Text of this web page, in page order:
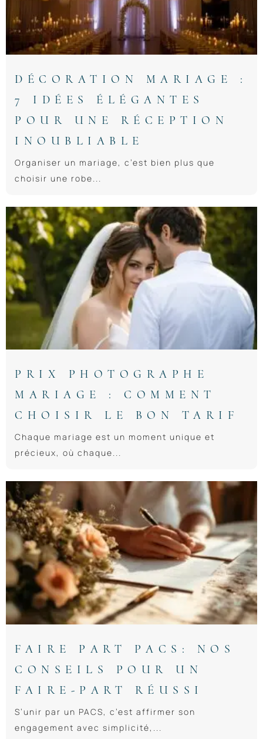
DÉCORATION MARIAGE :
7 IDÉES ÉLÉGANTES
POUR UNE RÉCEPTION
INOUBLIABLE
Organiser un mariage, c’est bien plus que
choisir une robe...
PRIX PHOTOGRAPHE
MARIAGE : COMMENT
CHOISIR LE BON TARIF
Chaque mariage est un moment unique et
précieux, où chaque...
FAIRE PART PACS: NOS
CONSEILS POUR UN
FAIRE-PART RÉUSSI
S’unir par un PACS, c’est affirmer son
engagement avec simplicité,...